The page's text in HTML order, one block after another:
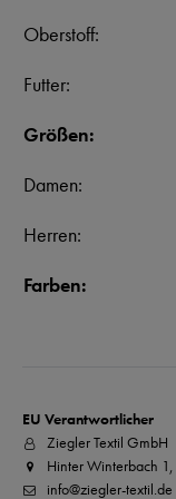
Oberstoff:
Futter:
Größen:
Damen:
Herren:
Farben:
EU Verantwortlicher
Ziegler Textil GmbH
Hinter Winterbach
info@ziegler-textil.de